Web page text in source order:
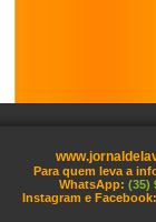
Para quem leva a
WhatsApp: (35)
Instagram e Facebook: